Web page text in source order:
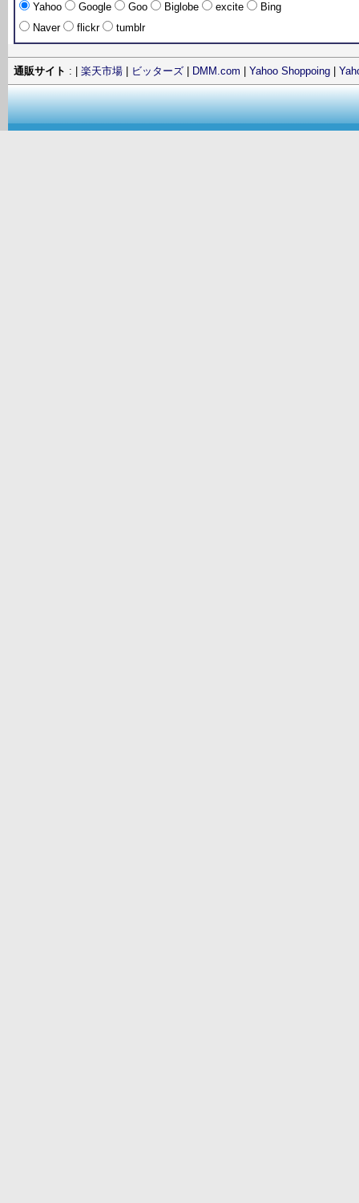
Yahoo Google Goo Biglobe excite
Bing
Naver
flickr tumblr
通販サイト : | 楽天市場 ビッターズ DMM.com Yahoo Shoppoing